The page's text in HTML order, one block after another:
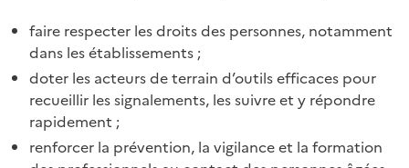
faire respecter les droits des personnes, notamment
dans les établissements ;
doter les acteurs de terrain d’outils efficaces pour
recueillir les signalements, les suivre et y répondre
rapidement ;
renforcer la prévention, la vigilance et la formation